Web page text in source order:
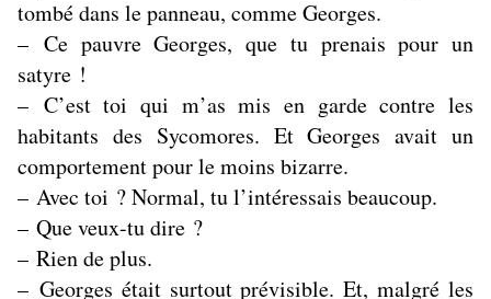
tombé dans le panneau, comme Georges.
– Ce pauvre Georges, que tu prenais pour un
satyre !
– C’est toi qui m’as mis en garde contre les
habitants des Sycomores. Et Georges avait un
comportement pour le moins bizarre.
– Avec toi ? Normal, tu l’intéressais beaucoup.
– Que veux-tu dire ?
– Rien de plus.
– Georges était surtout prévisible. Et, malgré les